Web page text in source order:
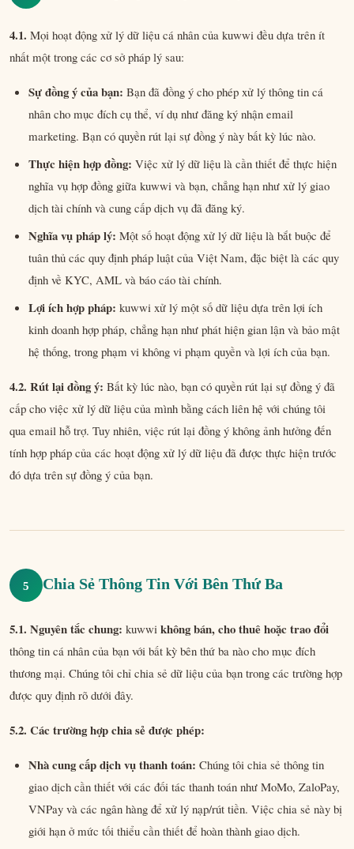
4.1. Mọi hoạt động xử lý dữ liệu cá nhân của kuwwi đều dựa trên ít
nhất một trong các cơ sở pháp lý sau:
Sự đồng ý của bạn: Bạn đã đồng ý cho phép xử lý thông tin cá
nhân cho mục đích cụ thể, ví dụ như đăng ký nhận email
marketing. Bạn có quyền rút lại sự đồng ý này bất kỳ lúc nào.
Thực hiện hợp đồng: Việc xử lý dữ liệu là cần thiết để thực hiện
nghĩa vụ hợp đồng giữa kuwwi và bạn, chẳng hạn như xử lý giao
dịch tài chính và cung cấp dịch vụ đã đăng ký.
Nghĩa vụ pháp lý: Một số hoạt động xử lý dữ liệu là bắt buộc để
tuân thủ các quy định pháp luật của Việt Nam, đặc biệt là các quy
định về KYC, AML và báo cáo tài chính.
Lợi ích hợp pháp: kuwwi xử lý một số dữ liệu dựa trên lợi ích
kinh doanh hợp pháp, chẳng hạn như phát hiện gian lận và bảo mật
hệ thống, trong phạm vi không vi phạm quyền và lợi ích của bạn.
4.2. Rút lại đồng ý: Bất kỳ lúc nào, bạn có quyền rút lại sự đồng ý đã
cấp cho việc xử lý dữ liệu của mình bằng cách liên hệ với chúng tôi
qua email hỗ trợ. Tuy nhiên, việc rút lại đồng ý không ảnh hưởng đến
tính hợp pháp của các hoạt động xử lý dữ liệu đã được thực hiện trước
đó dựa trên sự đồng ý của bạn.
5 Chia Sẻ Thông Tin Với Bên Thứ Ba
5.1. Nguyên tắc chung: kuwwi không bán, cho thuê hoặc trao đổi
thông tin cá nhân của bạn với bất kỳ bên thứ ba nào cho mục đích
thương mại. Chúng tôi chỉ chia sẻ dữ liệu của bạn trong các trường hợp
được quy định rõ dưới đây.
5.2. Các trường hợp chia sẻ được phép:
Nhà cung cấp dịch vụ thanh toán: Chúng tôi chia sẻ thông tin
giao dịch cần thiết với các đối tác thanh toán như MoMo, ZaloPay,
VNPay và các ngân hàng để xử lý nạp/rút tiền. Việc chia sẻ này bị
giới hạn ở mức tối thiểu cần thiết để hoàn thành giao dịch.